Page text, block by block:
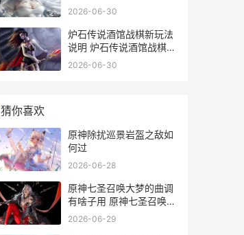
板了
2026-06-30
炉石传说酒馆战棋新玩法
说明 炉石传说酒馆战棋阵
容推荐
2026-06-30
猜你喜欢
原神除扰巡景岩盔之敌如
何过
2026-06-28
原神七圣召唤大梦的曲调
有啥子用 原神七圣召唤大
概有多少玩家
2026-06-29